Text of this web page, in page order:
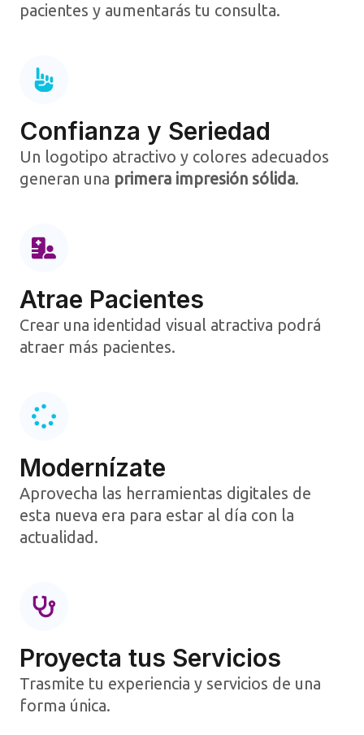
pacientes y aumentarás tu consulta.​
Confianza y Seriedad
Un logotipo atractivo y colores adecuados
generan una primera impresión sólida.​
Atrae Pacientes
Crear una identidad visual atractiva podrá
atraer más pacientes.
Modernízate
Aprovecha las herramientas digitales de
esta nueva era para estar al día con la
actualidad.​
Proyecta tus Servicios​
Trasmite tu experiencia y servicios de una
forma única.​